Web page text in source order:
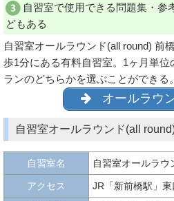
自習室で使用できる問題集・参
どもある
自習室オールラウンド(all round) 前
歩1分にある有料自習室。1ヶ月単
ランのどちらかを選ぶことができる。
オールラウ
自習室オールラウンド(all
自習室名 自習室オールラ
アクセス JR「新前橋駅」